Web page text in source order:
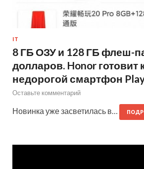
IT
8 ГБ ОЗУ и 128 ГБ флеш-
долларов. Honor готовит
недорогой смартфон
Оставьте комментарий
Новинка уже засветилась в…